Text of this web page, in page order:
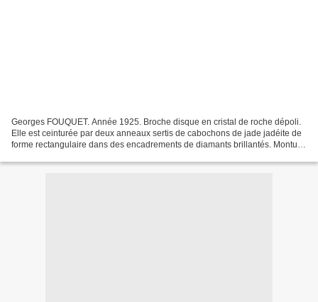
Georges FOUQUET. Année 1925. Broche disque en cristal de roche dépoli.
Elle est ceinturée par deux anneaux sertis de cabochons de jade jadéite de
forme rectangulaire dans des encadrements de diamants brillantés. Monture